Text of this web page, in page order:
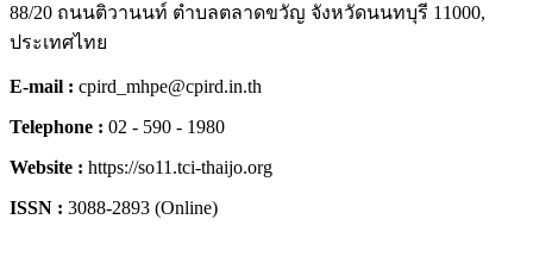
88/20 ถนนติวานนท์ ตำบลตลาดขวัญ จังหวัดนนทบุรี 11000,
ประเทศไทย
E-mail : cpird_mhpe@cpird.in.th
Telephone : 02 - 590 - 1980
Website : https://so11.tci-thaijo.org
ISSN : 3088-2893 (Online)